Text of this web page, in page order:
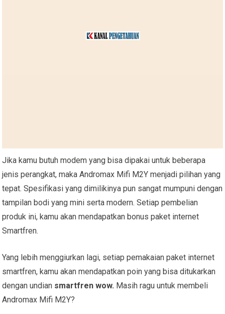
Jika kamu butuh modem yang bisa dipakai untuk beberapa
jenis perangkat, maka Andromax Mifi M2Y menjadi pilihan yang
tepat. Spesifikasi yang dimilikinya pun sangat mumpuni dengan
tampilan bodi yang mini serta modern. Setiap pembelian
produk ini, kamu akan mendapatkan bonus paket internet
Smartfren.
Yang lebih menggiurkan lagi, setiap pemakaian paket internet
smartfren, kamu akan mendapatkan poin yang bisa ditukarkan
dengan undian smartfren wow. Masih ragu untuk membeli
Andromax Mifi M2Y?